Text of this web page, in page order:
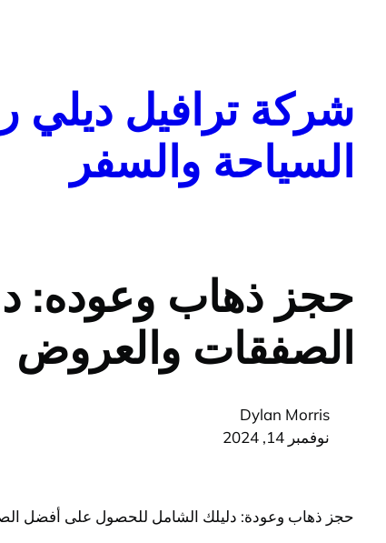
شركة ترافيل ديلي
السياحة والسفر
حجز ذهاب وعوده:
الصفقات والعروض
Dylan Morris
نوفمبر 14, 2024
حجز ذهاب وعودة: دليلك الشامل للحصول على أفضل